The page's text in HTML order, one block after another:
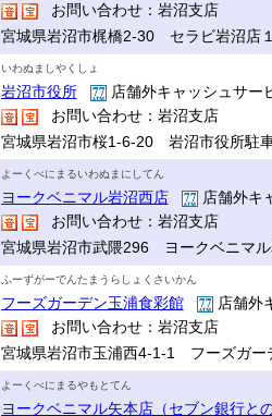
お問い合わせ：岩沼支店
宮城県岩沼市梶橋2-30 セラビ岩沼店
いわぬましやくしょ
岩沼市役所
店舗外キャッシュサー
お問い合わせ：岩沼支店
宮城県岩沼市桜1-6-20 岩沼市役所駐車
よーくべにまるいわぬまにしてん
ヨークベニマル岩沼西店
店舗外キ
お問い合わせ：岩沼支店
宮城県岩沼市武隈296 ヨークベニマ
ふーずがーでんたまうらしょくさいかん
フーズガーデン玉浦食彩館
店舗外
お問い合わせ：岩沼支店
宮城県岩沼市玉浦西4-1-1 フーズガー
よーくべにまるやもとてん
ヨークベニマル矢本店（セブン銀行と